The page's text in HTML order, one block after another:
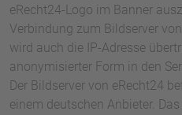
eRecht24-Logo im Banner
Verbindung zum Bildserver
wird auch die IP-Adresse
anonymisierter Form in den
Der Bildserver von eRecht24
einem deutschen Anbieter.